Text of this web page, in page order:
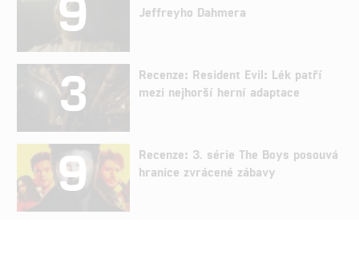
Jeffreyho Dahmera
3
Recenze: Resident Evil: Lék patří
mezi nejhorší herní adaptace
9
Recenze: 3. série The Boys posouvá
hranice zvrácené zábavy